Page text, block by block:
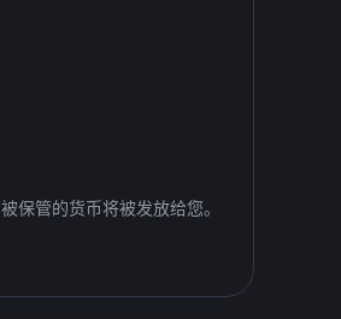
保管的货币将被发放给您。